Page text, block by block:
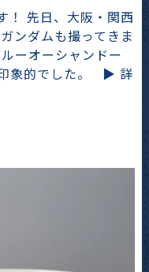
！ 先日、大阪・関西
ンダムも撮ってきま
ーオーシャンドー
象的でした。 ▶ 詳